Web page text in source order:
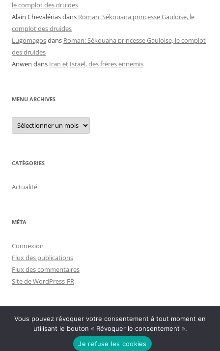
le complot des druides
Alain Chevalériasdans Roman: Sékouana princesse Gauloise, le
complot des druides
Lugomagosdans Roman: Sékouana princesse Gauloise, le complot
des druides
Anwen dans Iran et Israël, des frères ennemis
MENU ARCHIVES
Menu
archives
CATÉGORIES
Actualité
MÉTA
Connexion
Flux des publications
Flux des commentaires
Site de WordPress-FR
Politique de confidentialité Fièrement propulsé par WordPress
Vous pouvez révoquer votre consentement à tout moment en
utilisant le bouton « Révoquer le consentement ».
Je refuse les cookies